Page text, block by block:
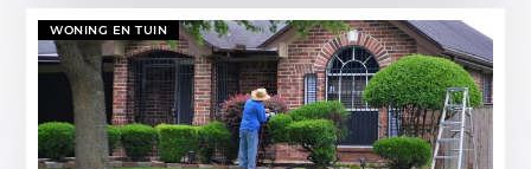
WONING EN TUIN